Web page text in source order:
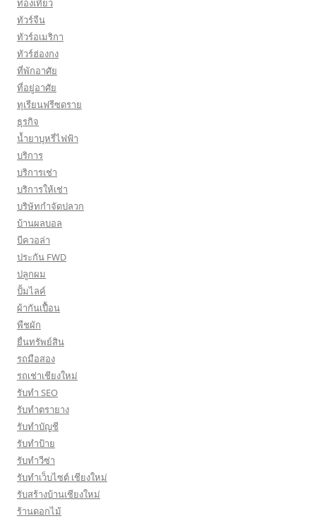
ท่องเที่ยว
ทัวร์จีน
ทัวร์อเมริกา
ทัวร์ฮ่องกง
ที่พักอาศัย
ที่อยู่อาศัย
ทุเรียนฟรีซดราย
ธุรกิจ
น้ำยาบุหรี่ไฟฟ้า
บริการ
บริการเช่า
บริการให้เช่า
บริษัทกำจัดปลวก
บ้านผลบอล
บีควอล่า
ประกัน FWD
ปลูกผม
ปั้มไลค์
ผ้ากันเปื้อน
พืชผัก
ยื่นทรัพย์สิน
รถมือสอง
รถเช่าเชียงใหม่
รับทำ SEO
รับทำตรายาง
รับทำบัญชี
รับทำป้าย
รับทำวีซ่า
รับทำเว็บไซต์ เชียงใหม่
รับสร้างบ้านเชียงใหม่
ร้านดอกไม้